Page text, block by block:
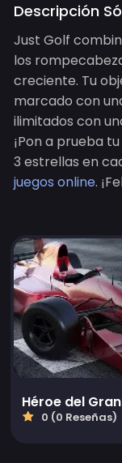
Descripción
Just Golf
los
creciente. Tu
marcado con
ilimitados con
¡Pon a prueba
3 estrellas en
juegos online.
0 (0 Reseñas)